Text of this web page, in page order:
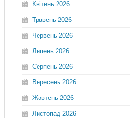
Квітень 2026
Травень 2026
Червень 2026
Липень 2026
Серпень 2026
Вересень 2026
Жовтень 2026
Листопад 2026